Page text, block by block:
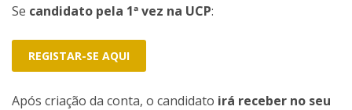
Se candidato pela 1ª vez na UCP:
REGISTAR-SE AQUI
Após criação da conta, o candidato irá receber no seu